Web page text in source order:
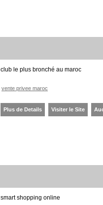
club le plus bronché au maroc
vente privee maroc
Plus de Details Visiter le Site
smart shopping online